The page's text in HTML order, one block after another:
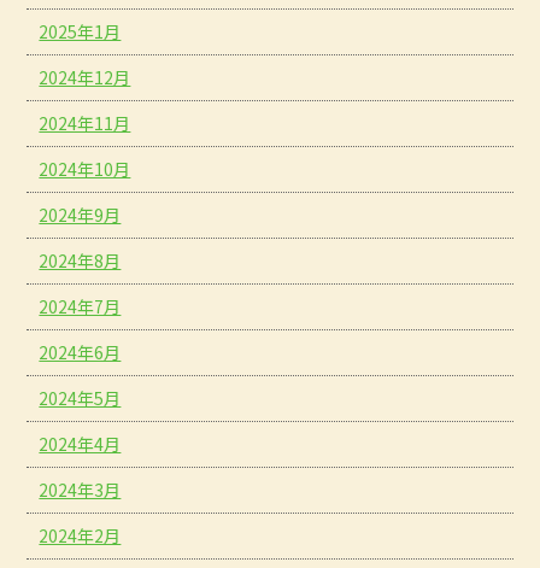
2025年1月
2024年12月
2024年11月
2024年10月
2024年9月
2024年8月
2024年7月
2024年6月
2024年5月
2024年4月
2024年3月
2024年2月